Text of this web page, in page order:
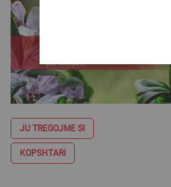
JU TREGOJME SI
KOPSHTARI